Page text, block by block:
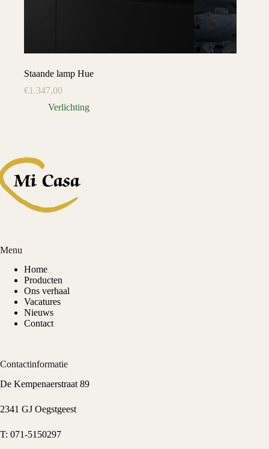
Staande lamp Hue
€1.347,00
Verlichting
Menu
Home
Producten
Ons verhaal
Vacatures
Nieuws
Contact
Contactinformatie
De Kempenaerstraat 89
2341 GJ Oegstgeest
T: 071-5150297